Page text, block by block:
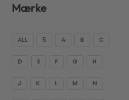
Mærke
ALL 5 A B C
D E F G H
J K L M N